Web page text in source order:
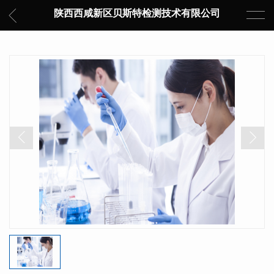
陕西西咸新区贝斯特检测技术有限公司